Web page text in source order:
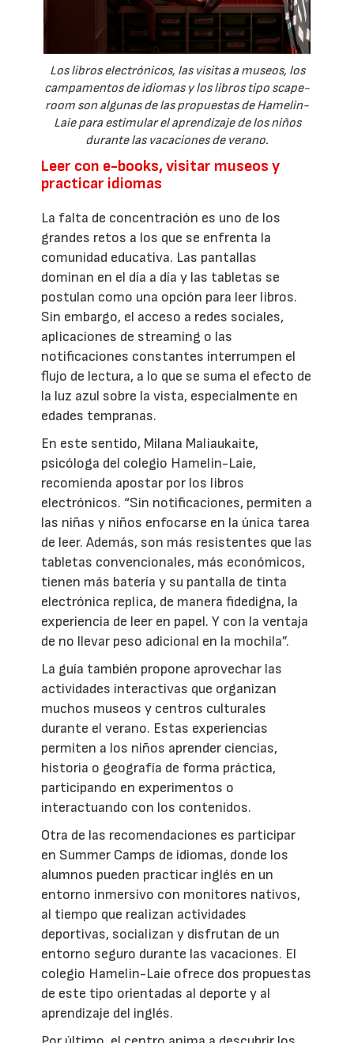
Los libros electrónicos, las visitas a museos, los
campamentos de idiomas y los libros tipo scape-
room son algunas de las propuestas de Hamelin-
Laie para estimular el aprendizaje de los niños
durante las vacaciones de verano.
Leer con e-books, visitar museos y
practicar idiomas
La falta de concentración es uno de los
grandes retos a los que se enfrenta la
comunidad educativa. Las pantallas
dominan en el día a día y las tabletas se
postulan como una opción para leer libros.
Sin embargo, el acceso a redes sociales,
aplicaciones de streaming o las
notificaciones constantes interrumpen el
flujo de lectura, a lo que se suma el efecto de
la luz azul sobre la vista, especialmente en
edades tempranas.
En este sentido, Milana Maliaukaite,
psicóloga del colegio Hamelin-Laie,
recomienda apostar por los libros
electrónicos. “Sin notificaciones, permiten a
las niñas y niños enfocarse en la única tarea
de leer. Además, son más resistentes que las
tabletas convencionales, más económicos,
tienen más batería y su pantalla de tinta
electrónica replica, de manera fidedigna, la
experiencia de leer en papel. Y con la ventaja
de no llevar peso adicional en la mochila”.
La guía también propone aprovechar las
actividades interactivas que organizan
muchos museos y centros culturales
durante el verano. Estas experiencias
permiten a los niños aprender ciencias,
historia o geografía de forma práctica,
participando en experimentos o
interactuando con los contenidos.
Otra de las recomendaciones es participar
en Summer Camps de idiomas, donde los
alumnos pueden practicar inglés en un
entorno inmersivo con monitores nativos,
al tiempo que realizan actividades
deportivas, socializan y disfrutan de un
entorno seguro durante las vacaciones. El
colegio Hamelin-Laie ofrece dos propuestas
de este tipo orientadas al deporte y al
aprendizaje del inglés.